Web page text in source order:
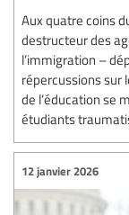
Aux quatre coins
destructeur des
l’immigration –
répercussions sur
de l’éducation se
étudiants
12 janvier 2026